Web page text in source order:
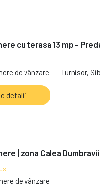
cu terasa 13 mp -
de vânzare Turnisor,
detalii
| zona Calea
de vânzare